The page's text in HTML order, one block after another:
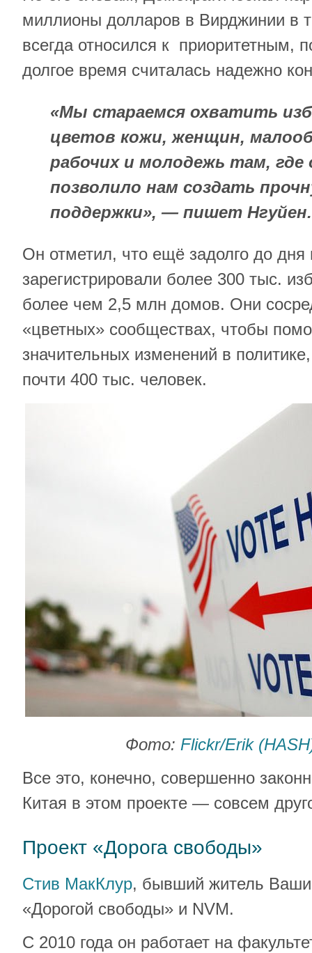
миллионы долларов в Вирджинии в
всегда относился к приоритетным,
долгое время считалась надежно
«Мы стараемся охватить
цветов кожи, женщин,
рабочих и молодежь там,
позволило нам создать
поддержки», — пишет Нгуйен.
Он отметил, что ещё задолго до
зарегистрировали более 300 тыс.
более чем 2,5 млн домов. Они
«цветных» сообществах, чтобы
значительных изменений в
почти 400 тыс. человек.
Фото: Flickr/Erik
Все это, конечно, совершенно
Китая в этом проекте — совсем
Проект «Дорога свободы»
Стив МакКлур, бывший житель
«Дорогой свободы» и NVM.
С 2010 года он работает на